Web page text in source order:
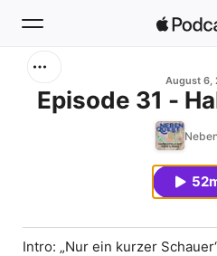
August 6,
Episode 31 -
Intro: „Nur ein kurzer